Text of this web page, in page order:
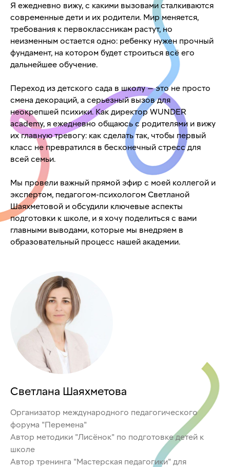
Я ежедневно вижу, с какими вызовами сталкиваются
современные дети и их родители. Мир меняется,
требования к первоклассникам растут, но
неизменным остается одно: ребенку нужен прочный
фундамент, на котором будет строиться всё его
дальнейшее обучение.
Переход из детского сада в школу — это не просто
смена декораций, а серьезный вызов для
неокрепшей психики. Как директор WUNDER
academy, я ежедневно общаюсь с родителями и вижу
их главную тревогу: как сделать так, чтобы первый
класс не превратился в бесконечный стресс для
всей семьи.
Мы провели важный прямой эфир с моей коллегой и
экспертом, педагогом-психологом Светланой
Шаяхметовой и обсудили ключевые аспекты
подготовки к школе, и я хочу поделиться с вами
главными выводами, которые мы внедряем в
образовательный процесс нашей академии.
Светлана Шаяхметова
Организатор международного педагогического
форума "Перемена"
Автор методики "Лисёнок" по подготовке детей к
школе
Автор тренинга "Мастерская педагогики" для